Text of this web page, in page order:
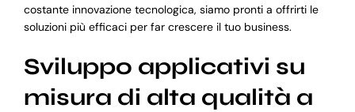
costante innovazione tecnologica, siamo pronti a offrirti le
soluzioni più efficaci per far crescere il tuo business.
Sviluppo applicativi su
misura di alta qualità a